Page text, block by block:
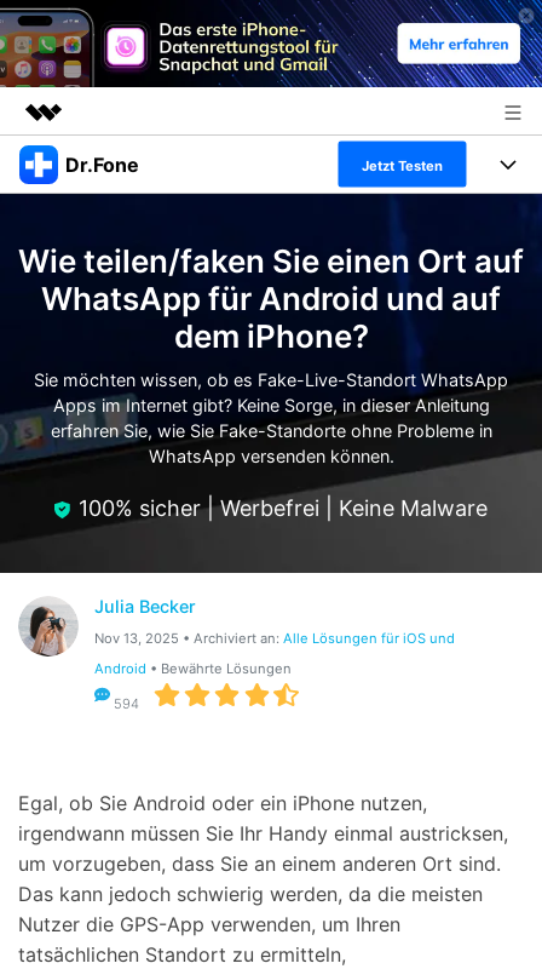
Top-Produkte
Dienstprogramme
Überblick
Lösungen
Über uns
Shop
Support
Dr.Fone Jetzt Testen
Alles-in-einem-Toolkit
Weitere Tools und Apps
Full Toolkit anzeigen >
Lösungen
Entdecken Sie weitere Dr.Fone-Lösungen
Lernen und Unterstützung
Ressourcen & Lernen
Hilfe und Unterstützung erhalten
Android 16 FRP-Umgehung
Anmelden
Suchen
Wie teilen/faken Sie einen Ort auf
WhatsApp für Android und auf
dem iPhone?
Sie möchten wissen, ob es Fake-Live-Standort WhatsApp
Apps im Internet gibt? Keine Sorge, in dieser Anleitung
erfahren Sie, wie Sie Fake-Standorte ohne Probleme in
WhatsApp versenden können.
100% sicher | Werbefrei | Keine Malware
Julia Becker
Nov 13, 2025 • Archiviert an: Alle Lösungen für iOS und
Android • Bewährte Lösungen
594
Egal, ob Sie Android oder ein iPhone nutzen,
irgendwann müssen Sie Ihr Handy einmal austricksen,
um vorzugeben, dass Sie an einem anderen Ort sind.
Das kann jedoch schwierig werden, da die meisten
Nutzer die GPS-App verwenden, um Ihren
tatsächlichen Standort zu ermitteln,